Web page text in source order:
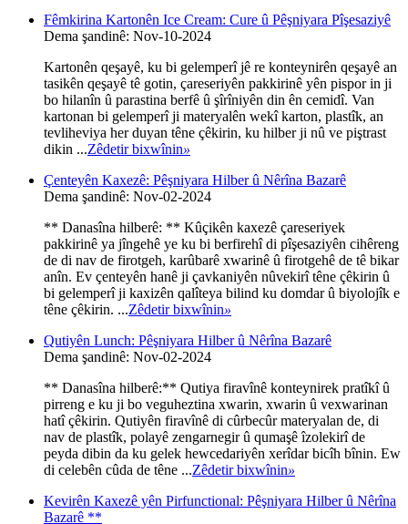
Fêmkirina Kartonên Ice Cream: Cure û Pêşniyara Pîşesaziyê
Dema şandinê: Nov-10-2024
Kartonên qeşayê, ku bi gelemperî jê re konteynirên qeşayê an
tasikên qeşayê tê gotin, çareseriyên pakkirinê yên pispor in ji
bo hilanîn û parastina berfê û şîrîniyên din ên cemidî. Van
kartonan bi gelemperî ji materyalên wekî karton, plastîk, an
tevliheviya her duyan têne çêkirin, ku hilber ji nû ve piştrast
dikin ...Zêdetir bixwînin»
Çenteyên Kaxezê: Pêşniyara Hilber û Nêrîna Bazarê
Dema şandinê: Nov-02-2024
** Danasîna hilberê: ** Kûçikên kaxezê çareseriyek
pakkirinê ya jîngehê ye ku bi berfirehî di pîşesaziyên cihêreng
de di nav de firotgeh, karûbarê xwarinê û firotgehê de tê bikar
anîn. Ev çenteyên hanê ji çavkaniyên nûvekirî têne çêkirin û
bi gelemperî ji kaxizên qalîteya bilind ku domdar û biyolojîk e
têne çêkirin. ...Zêdetir bixwînin»
Qutiyên Lunch: Pêşniyara Hilber û Nêrîna Bazarê
Dema şandinê: Nov-02-2024
** Danasîna hilberê:** Qutiya firavînê konteynirek pratîkî û
pirreng e ku ji bo veguheztina xwarin, xwarin û vexwarinan
hatî çêkirin. Qutiyên firavînê di cûrbecûr materyalan de, di
nav de plastîk, polayê zengarnegir û qumaşê îzolekirî de
peyda dibin da ku gelek hewcedariyên xerîdar bicîh bînin. Ew
di celebên cûda de têne ...Zêdetir bixwînin»
Kevirên Kaxezê yên Pirfunctional: Pêşniyara Hilber û Nêrîna
Bazarê **